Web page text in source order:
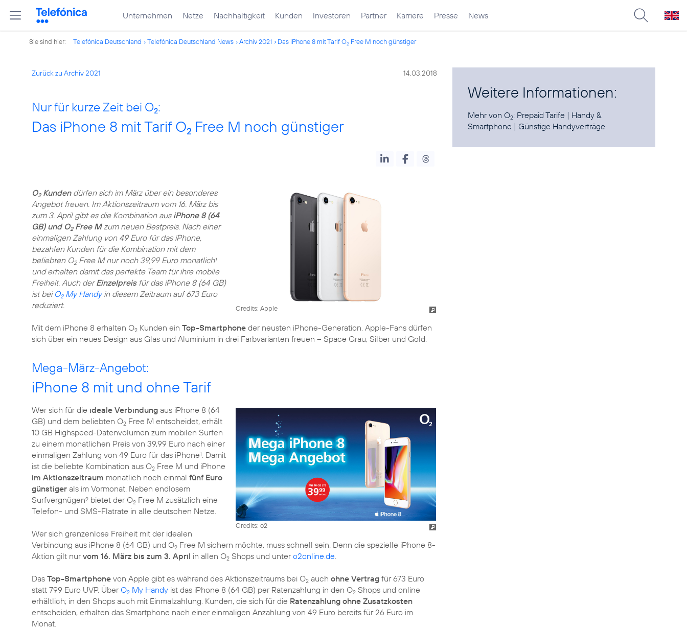
Unternehmen Netze Nachhaltigkeit Kunden Investoren Partner Karriere Presse News
Sie sind hier: Telefónica Deutschland Telefónica Deutschland News Archiv 2021 Das iPhone 8 mit Tarif O2 Free M noch günstiger
Zurück zu Archiv 2021 14.03.2018
Nur für kurze Zeit bei O2:
Das iPhone 8 mit Tarif O2 Free M noch günstiger
Credits: Apple
O2Kundendürfen sich im März über ein besonderes
Angebot freuen. Im Aktionszeitraum vom 16. März bis
zum 3. April gibt es die Kombination aus iPhone 8 (64
GB) und O2Free Mzum neuen Bestpreis. Nach einer
einmaligen Zahlung von 49 Euro für das iPhone,
bezahlen Kunden für die Kombination mit dem
beliebten O2Free M nur noch 39,99 Euro monatlich1
und erhalten damit das perfekte Team für ihre mobile
Freiheit. Auch derEinzelpreisfür das iPhone 8 (64 GB)
ist bei O2My Handyin diesem Zeitraum auf 673 Euro
reduziert.
Mit dem iPhone 8 erhalten O2 Kunden ein Top-Smartphone der neusten iPhone-Generation. Apple-Fans dürfen
sich über ein neues Design aus Glas und Aluminium in drei Farbvarianten freuen – Space Grau, Silber und Gold.
Mega-März-Angebot:
iPhone 8 mit und ohne Tarif
Credits: o2
Wer sich für die ideale Verbindung aus iPhone 8 (64
GB) und dem beliebten O2 Free M entscheidet, erhält
10 GB Highspeed-Datenvolumen zum mobilen Surfen
zu einem monatlichen Preis von 39,99 Euro nach einer
einmaligen Zahlung von 49 Euro für das iPhone1. Damit
ist die beliebte Kombination aus O2 Free M und iPhone
im Aktionszeitraum monatlich noch einmal fünf Euro
günstiger als im Vormonat. Neben endlosem
Surfvergnügen2 bietet der O2 Free M zusätzlich eine
Telefon- und SMS-Flatrate in alle deutschen Netze.
Wer sich grenzenlose Freiheit mit der idealen
Verbindung aus iPhone 8 (64 GB) und O2 Free M sichern möchte, muss schnell sein. Denn die spezielle iPhone 8-
Aktion gilt nurvom 16. März bis zum 3. April in allen O2 Shops und untero2online.de.
Das Top-Smartphone von Apple gibt es während des Aktionszeitraums bei O2 auch ohne Vertrag für 673 Euro
statt 799 Euro UVP. ÜberO2 My Handy ist das iPhone 8 (64 GB) per Ratenzahlung in den O2 Shops und online
erhältlich; in den Shops auch mit Einmalzahlung. Kunden, die sich für die Ratenzahlung ohne Zusatzkosten
entscheiden, erhalten das Smartphone nach einer einmaligen Anzahlung von 49 Euro bereits für 26 Euro im
Monat.
Weitere Informationen:
Mehr von O2: Prepaid Tarife | Handy &
Smartphone |Günstige Handyverträge